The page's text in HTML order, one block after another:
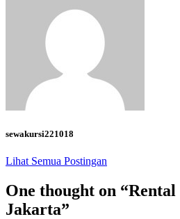
sewakursi221018
Lihat Semua Postingan
One thought on “
Jakarta”